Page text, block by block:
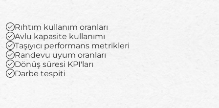
Rıhtım kullanım oranları
Avlu kapasite kullanımı
Taşıyıcı performans metrikleri
Randevu uyum oranları
Dönüş süresi KPI'ları
Darbe tespiti